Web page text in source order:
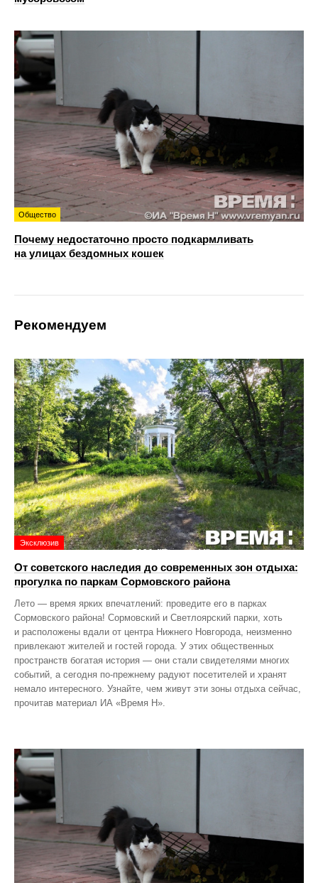
Общество
Почему недостаточно просто подкармливать
на улицах бездомных кошек
Рекомендуем
Эксклюзив
От советского наследия до современных зон отдыха:
прогулка по паркам Сормовского района
Лето — время ярких впечатлений: проведите его в парках
Сормовского района! Сормовский и Светлоярский парки, хоть
и расположены вдали от центра Нижнего Новгорода, неизменно
привлекают жителей и гостей города. У этих общественных
пространств богатая история — они стали свидетелями многих
событий, а сегодня по‑прежнему радуют посетителей и хранят
немало интересного. Узнайте, чем живут эти зоны отдыха сейчас,
прочитав материал ИА «Время Н».